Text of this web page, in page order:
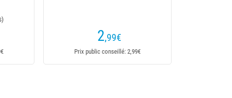
2,99€
Prix public conseillé: 2,99€